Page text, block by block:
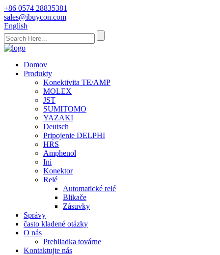
+86 0574 28835381
sales@ibuycon.com
English
Domov
Produkty
Konektivita TE/AMP
MOLEX
JST
SUMITOMO
YAZAKI
Deutsch
Pripojenie DELPHI
HRS
Amphenol
Iní
Konektor
Relé
Automatické relé
Blikače
Zásuvky
Správy
často kladené otázky
O nás
Prehliadka továrne
Kontaktujte nás